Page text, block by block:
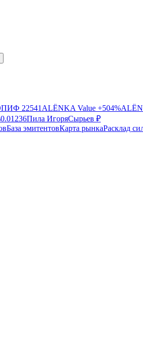
22541 ALЁNKA Value +504%
0.01236Пила ИгоряСырьев ₽
База эмитентовКарта рынкаРасклад